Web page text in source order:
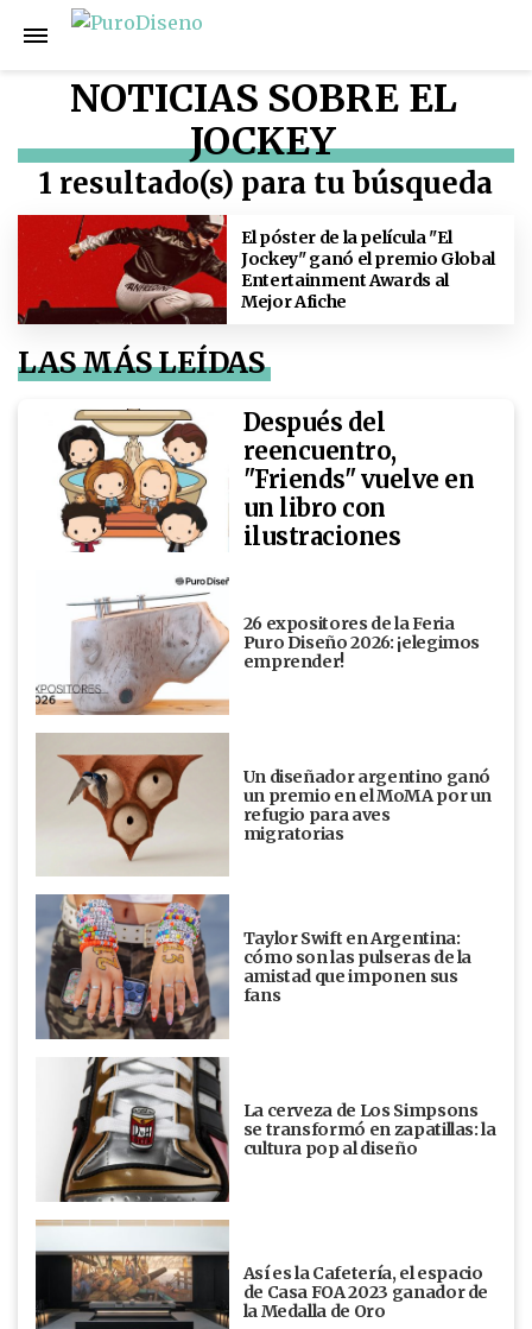
NOTICIAS SOBRE EL
JOCKEY
1 resultado(s) para tu búsqueda
El póster de la película "El
Jockey" ganó el premio Global
Entertainment Awards al
Mejor Afiche
LAS MÁS LEÍDAS
Después del
reencuentro,
"Friends" vuelve en
un libro con
ilustraciones
26 expositores de la Feria
Puro Diseño 2026: ¡elegimos
emprender!
Un diseñador argentino ganó
un premio en el MoMA por un
refugio para aves
migratorias
Taylor Swift en Argentina:
cómo son las pulseras de la
amistad que imponen sus
fans
La cerveza de Los Simpsons
se transformó en zapatillas: la
cultura pop al diseño
Así es la Cafetería, el espacio
de Casa FOA 2023 ganador de
la Medalla de Oro